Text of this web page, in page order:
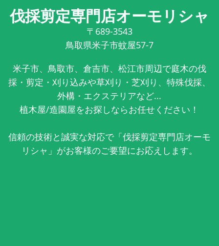
伐採剪定専門店オーモリシャ
〒689-3543
鳥取県米子市蚊屋57-7
米子市、鳥取市、倉吉市、松江市周辺で庭木の伐
採・剪定・刈り込みや草刈り・芝刈り、特殊伐採、
外構・エクステリアなど...
植木屋/造園屋をお探しならお任せください！
信頼の技術と誠実な対応で「伐採剪定専門店オーモ
リシャ」がお客様のご要望にお応えします。